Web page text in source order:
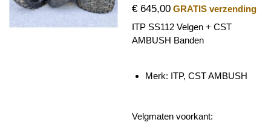
€ 645,00 GRATIS verzending
ITP SS112 Velgen + CST
AMBUSH Banden
Merk: ITP, CST AMBUSH
Velgmaten voorkant: